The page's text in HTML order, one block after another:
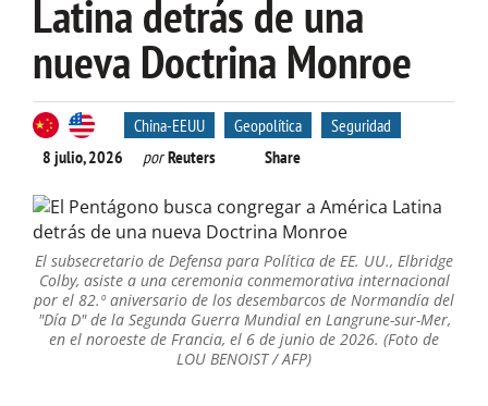
Latina detrás de una
nueva Doctrina Monroe
China-EEUU Geopolítica
Seguridad
8 julio, 2026
porReuters Share
El subsecretario de Defensa para Política de EE. UU., Elbridge
Colby, asiste a una ceremonia conmemorativa internacional
por el 82.º aniversario de los desembarcos de Normandía del
"Día D" de la Segunda Guerra Mundial en Langrune-sur-Mer,
en el noroeste de Francia, el 6 de junio de 2026. (Foto de
LOU BENOIST / AFP)